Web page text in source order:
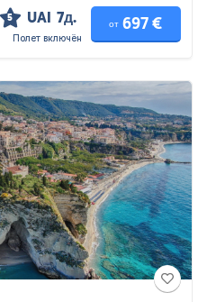
5 UAI 7д.
Полет включён
от 697 €